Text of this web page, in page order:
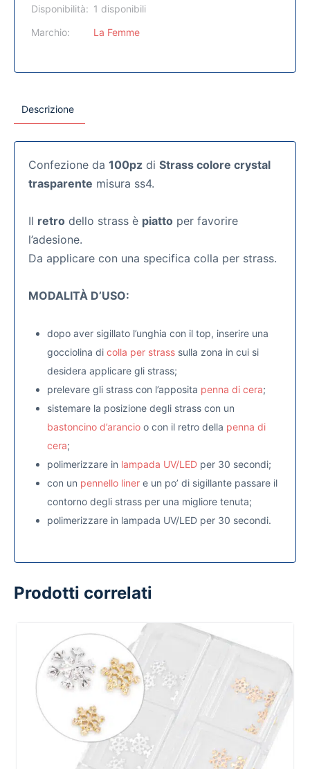
Disponibilità: 1 disponibili
Marchio:
La Femme
Descrizione
Confezione da 100pz di Strass colore crystal
trasparente misura ss4.
Il retro dello strass è piatto per favorire
l’adesione.
Da applicare con una specifica colla per strass.
MODALITÀ D’USO:
dopo aver sigillato l’unghia con il top, inserire una
gocciolina di colla per strass sulla zona in cui si
desidera applicare gli strass;
prelevare gli strass con l’apposita penna di cera;
sistemare la posizione degli strass con un
bastoncino d’arancio o con il retro della penna di
cera;
polimerizzare in lampada UV/LED per 30 secondi;
con un pennello liner e un po’ di sigillante passare il
contorno degli strass per una migliore tenuta;
polimerizzare in lampada UV/LED per 30 secondi.
Prodotti correlati